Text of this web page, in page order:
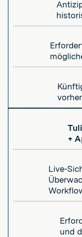
+
Live-
und